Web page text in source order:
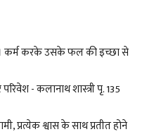
कर्म करके उसके फल की इच्छा से
- कलानाथ शास्त्री पृ. 135
प्रत्येक श्वास के साथ प्रतीत होने